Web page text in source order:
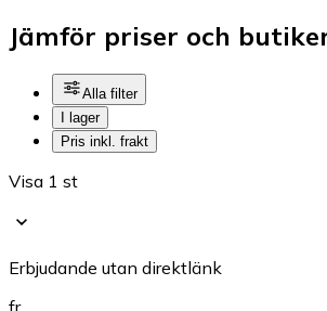
Jämför priser och
Alla filter
I lager
Pris inkl. frakt
Visa 1 st
Erbjudande utan direktlänk